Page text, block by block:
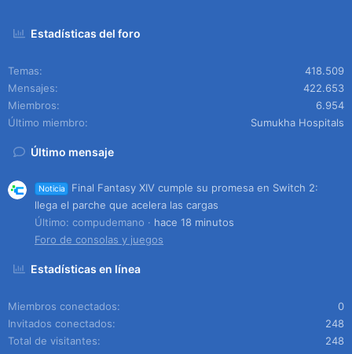
Estadísticas del foro
Temas
418.509
Mensajes
422.653
Miembros
6.954
Último miembro
Sumukha Hospitals
Último mensaje
Noticia
Final Fantasy XIV cumple su promesa en Switch 2:
llega el parche que acelera las cargas
Último: compudemano
hace 18 minutos
Foro de consolas y juegos
Estadísticas en línea
Miembros conectados
0
Invitados conectados
248
Total de visitantes
248